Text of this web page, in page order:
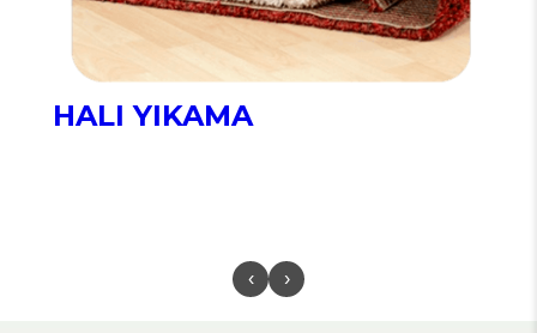
HALI YIKAMA
‹ ›